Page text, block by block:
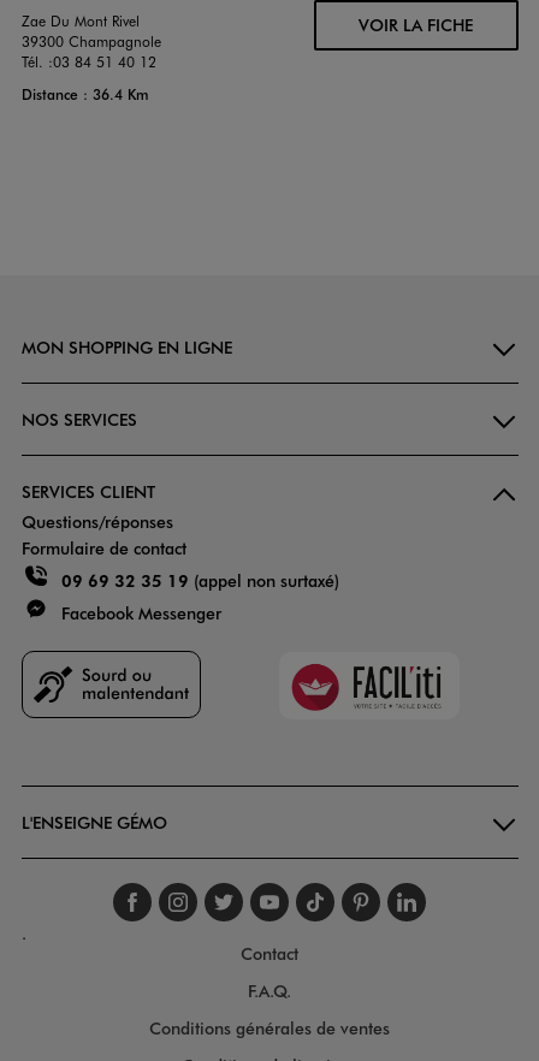
Zae Du Mont Rivel
39300 Champagnole
Tél. :03 84 51 40 12
Distance : 36.4 Km
VOIR LA FICHE
MON SHOPPING EN LIGNE
NOS SERVICES
SERVICES CLIENT
Questions/réponses
Formulaire de contact
09 69 32 35 19 (appel non surtaxé)
Facebook Messenger
Faciliti
L'ENSEIGNE GÉMO
Suivez-nous sur
Suivez-nous sur
Suivez-nous sur
Suivez-nous
Suivez-nous
Suivez-
.
Contact
F.A.Q.
Conditions générales de ventes